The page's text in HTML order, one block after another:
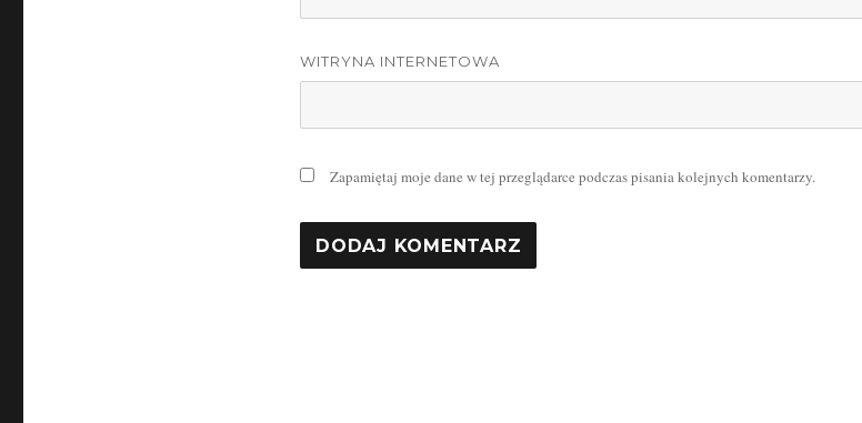
WITRYNA INTERNETOWA
Zapamiętaj moje dane w tej przeglądarce podczas pisania kolejnych komentarzy.